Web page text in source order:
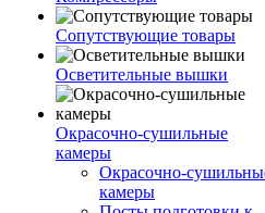
Сопутствующие товары
Осветительные вышки
Окрасочно-сушильные
камеры
Окрасочно-
камеры